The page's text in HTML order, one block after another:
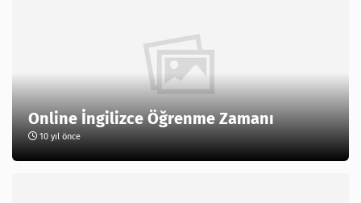
Online İngilizce Öğrenme Zamanı
10 yıl önce